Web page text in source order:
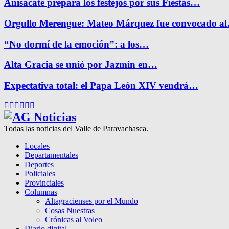
Anisacate prepara los festejos por sus Fiestas…
Orgullo Merengue: Mateo Márquez fue convocado
“No dormí de la emoción”: a los…
Alta Gracia se unió por Jazmín en…
Expectativa total: el Papa León XIV vendrá…
Facebook
Twitter
Instagram
Pinterest
Google
Todas las noticias del Valle de Paravachasca.
Locales
Departamentales
Deportes
Policiales
Provinciales
Columnas
Altagracienses por el Mundo
Cosas Nuestras
Crónicas al Voleo